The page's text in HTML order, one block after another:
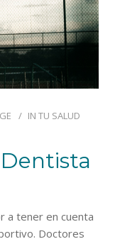
IN TU SALUD
a tener en cuenta
Doctores